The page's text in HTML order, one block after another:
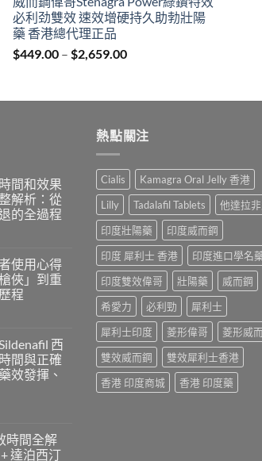
$429.00
through
必利劲雙效 速效增硬持久助勃壯陽
藥 香港總代理正品
$449.00 – $2,659.00Price
through
間和效果
解析：從
的全過程
使用心得
俠」到重
程
西
間與正確
效發揮、
時間全解
達泊西汀
熱點關注
Cialis
Kamagra Oral Jelly 香港
Lilly
Tadalafil Tablets
他達拉
印度壯陽藥
印度威而鋼
印度 犀利士 香港
印度進口學名
印度雙效偉哥
壯陽藥
威而鋼
希愛力
必利勁
犀利士
犀利士印度
菱形偉哥
菱形威
雙效威而鋼
雙效犀利士香港
香港 印度商城
香港 印度藥